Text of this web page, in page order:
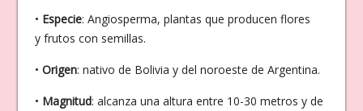
• Especie: Angiosperma, plantas que producen flores
y frutos con semillas.
• Origen: nativo de Bolivia y del noroeste de Argentina.
• Magnitud: alcanza una altura entre 10-30 metros y de